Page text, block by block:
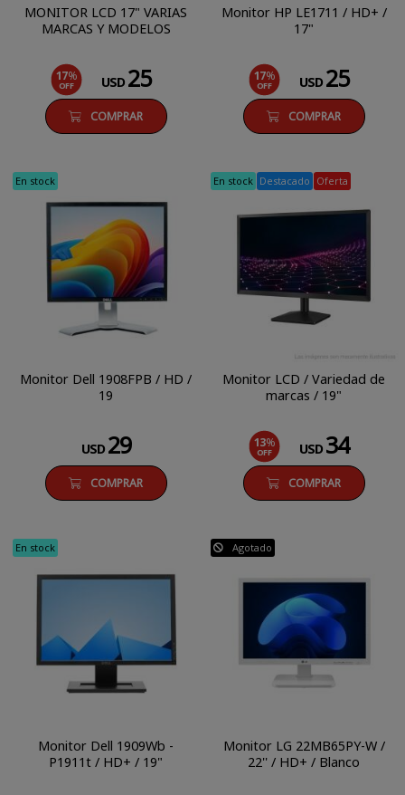
MONITOR LCD 17" VARIAS
MARCAS Y MODELOS
17%
OFF USD 25
COMPRAR
Monitor HP LE1711 / HD+ /
17"
17%
OFF USD 25
COMPRAR
En stock
Monitor Dell 1908FPB / HD /
19
USD 29
COMPRAR
En stock Destacado Oferta
Monitor LCD / Variedad de
marcas / 19"
13%
OFF USD 34
COMPRAR
En stock
Monitor Dell 1909Wb -
P1911t / HD+ / 19"
Agotado
Monitor LG 22MB65PY-W /
22'' / HD+ / Blanco